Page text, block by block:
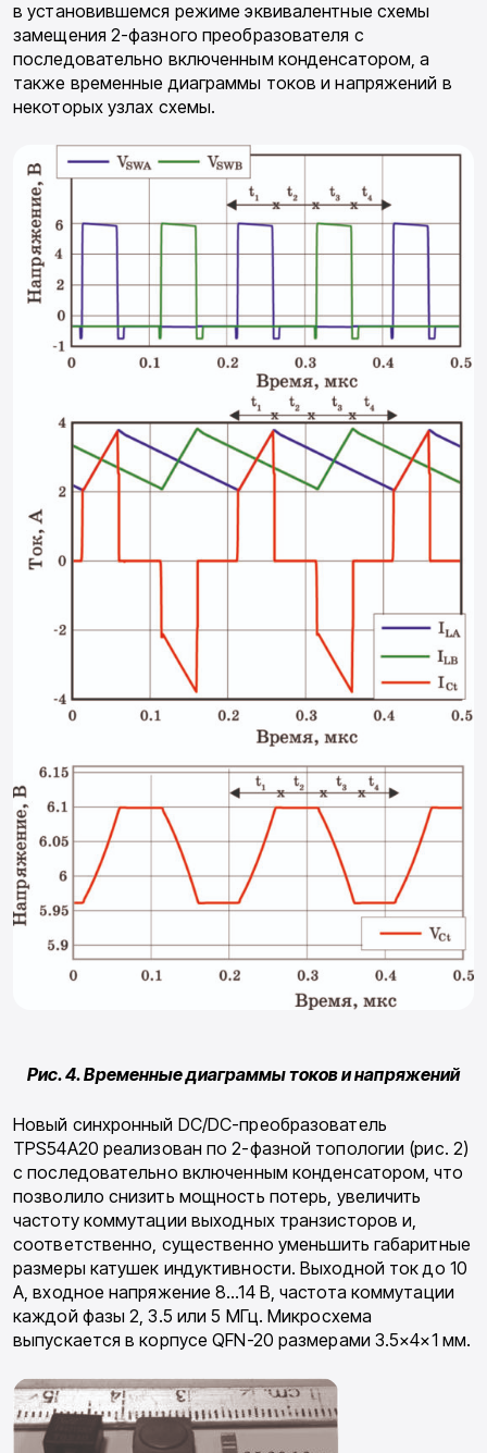
в установившемся режиме эквивалентные схемы
замещения 2-фазного преобразователя с
последовательно включенным конденсатором, а
также временные диаграммы токов и напряжений в
некоторых узлах схемы.
Рис. 4. Временные диаграммы токов и напряжений
Новый синхронный DC/DC-преобразователь
TPS54A20 реализован по 2-фазной топологии (рис. 2)
с последовательно включенным конденсатором, что
позволило снизить мощность потерь, увеличить
частоту коммутации выходных транзисторов и,
соответственно, существенно уменьшить габаритные
размеры катушек индуктивности. Выходной ток до 10
А, входное напряжение 8…14 В, частота коммутации
каждой фазы 2, 3.5 или 5 МГц. Микросхема
выпускается в корпусе QFN-20 размерами 3.5×4×1 мм.